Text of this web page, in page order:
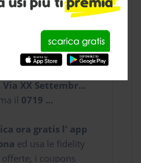
Via XX Settembr...
il 0719 ...
ora gratis l' app
ed usa le fidelity
offerte, i coupons